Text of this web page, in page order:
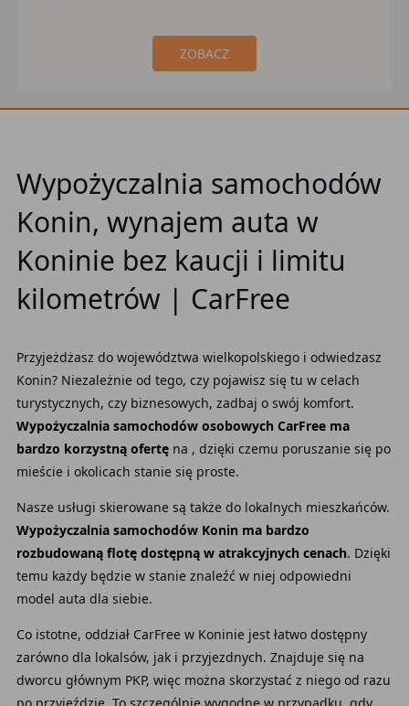
ZOBACZ
Wypożyczalnia samochodów
Konin, wynajem auta w
Koninie bez kaucji i limitu
kilometrów | CarFree
Przyjeżdżasz do województwa wielkopolskiego i odwiedzasz
Konin? Niezależnie od tego, czy pojawisz się tu w celach
turystycznych, czy biznesowych, zadbaj o swój komfort.
Wypożyczalnia samochodów osobowych CarFree ma
bardzo korzystną ofertęna , dzięki czemu poruszanie się po
mieście i okolicach stanie się proste.
Nasze usługi skierowane są także do lokalnych mieszkańców.
Wypożyczalnia samochodów Konin ma bardzo
rozbudowaną flotę dostępną w atrakcyjnych cenach. Dzięki
temu każdy będzie w stanie znaleźć w niej odpowiedni
model auta dla siebie.
Co istotne, oddział CarFree w Koninie jest łatwo dostępny
zarówno dla lokalsów, jak i przyjezdnych. Znajduje się na
dworcu głównym PKP, więc można skorzystać z niego od razu